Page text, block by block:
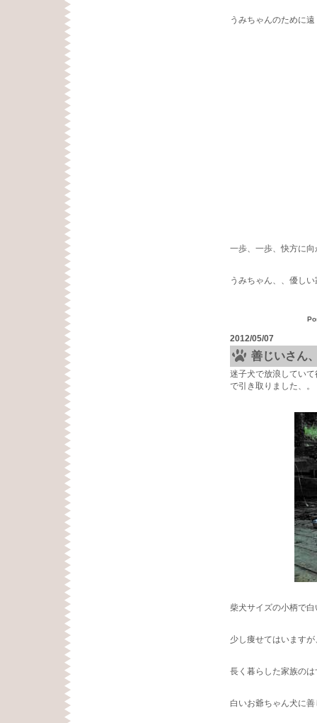
うみちゃんのために
一歩、一歩、快方に
うみちゃん、、優し
2012/05/07
善じいさん
迷子犬で放浪してい
で引き取りました、。
柴犬サイズの小柄で
少し痩せてはいます
長く暮らした家族の
白いお爺ちゃん犬に